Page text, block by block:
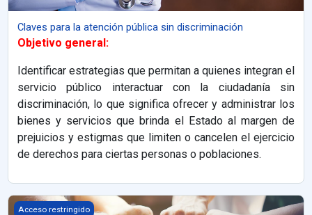
Claves para la atención pública sin discriminación
Objetivo general:
Identificar estrategias que permitan a quienes integran el
servicio público interactuar con la ciudadanía sin
discriminación, lo que significa ofrecer y administrar los
bienes y servicios que brinda el Estado al margen de
prejuicios y estigmas que limiten o cancelen el ejercicio
de derechos para ciertas personas o poblaciones.
El ABC de la igualdad y la no discriminación
Acceso restringido